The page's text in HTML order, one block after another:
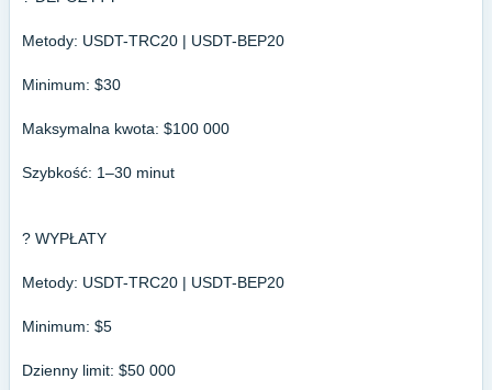
Metody: USDT-TRC20 | USDT-BEP20
Minimum: $30
Maksymalna kwota: $100 000
Szybkość: 1–30 minut
? WYPŁATY
Metody: USDT-TRC20 | USDT-BEP20
Minimum: $5
Dzienny limit: $50 000